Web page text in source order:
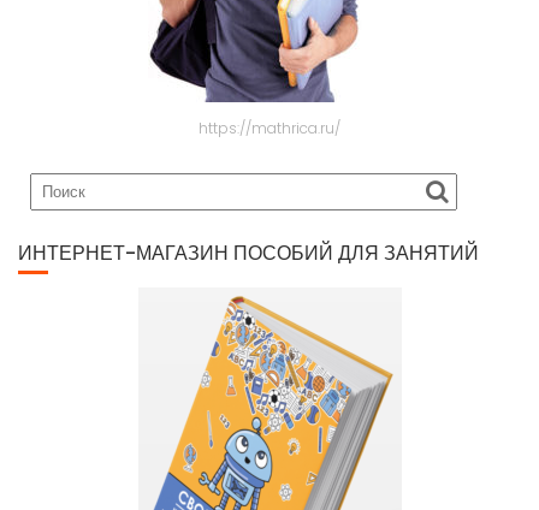
https://mathrica.ru/
ИНТЕРНЕТ-МАГАЗИН ПОСОБИЙ ДЛЯ ЗАНЯТИЙ